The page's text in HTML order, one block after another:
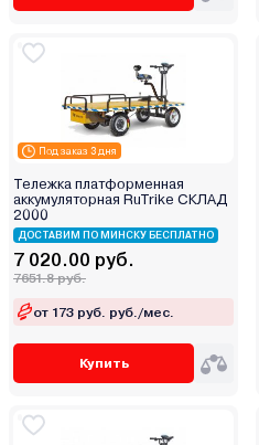
Под заказ 3 дня
Тележка платформенная
аккумуляторная RuTrike СКЛАД
2000
ДОСТАВИМ ПО МИНСКУ БЕСПЛАТНО
7 020.00 руб.
7651.8 руб.
от 173 руб. руб./мес.
Купить